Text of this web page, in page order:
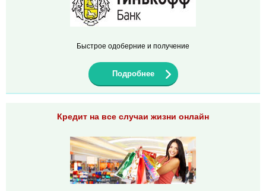
Быстрое одоберние и получение
Подробнее
Кредит на все случаи жизни онлайн